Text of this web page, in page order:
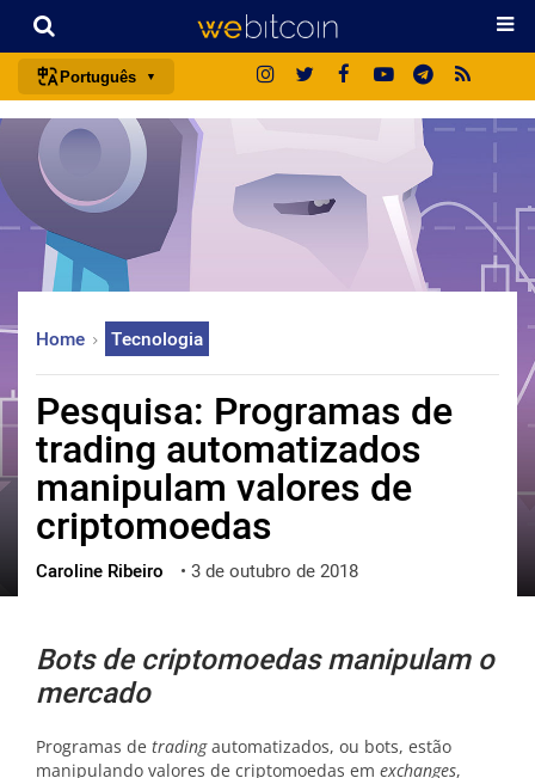
Português
português (BR)
english
español
italiano
日本語
русский
한국어
العربية
ไทย
ქართული
vietnamese
Home Tecnologia
Pesquisa: Programas de
trading automatizados
manipulam valores de
criptomoedas
Caroline Ribeiro • 3 de outubro de 2018
Bots de criptomoedas manipulam o
mercado
Programas de tradingautomatizados, ou bots, estão
manipulando valores de criptomoedas em exchanges,